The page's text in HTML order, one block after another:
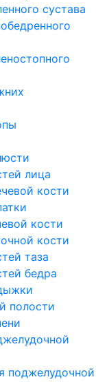
сустава
лица
кости
кости
кости
таза
бедра
полости
поджелудочной